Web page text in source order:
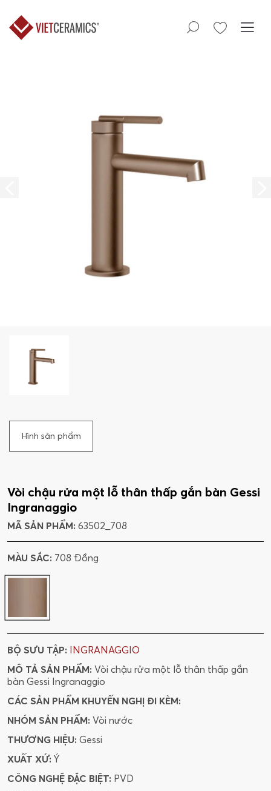
Hình sản phẩm
Vòi chậu rửa một lỗ thân thấp gắn bàn Gessi
Ingranaggio
MÃ SẢN PHẨM: 63502_708
MÀU SẮC: 708 Đồng
BỘ SƯU TẬP: INGRANAGGIO
MÔ TẢ SẢN PHẨM: Vòi chậu rửa một lỗ thân thấp gắn
bàn Gessi Ingranaggio
CÁC SẢN PHẨM KHUYẾN NGHỊ ĐI KÈM:
NHÓM SẢN PHẨM: Vòi nước
THƯƠNG HIỆU: Gessi
XUẤT XỨ: Ý
CÔNG NGHỆ ĐẶC BIỆT: PVD